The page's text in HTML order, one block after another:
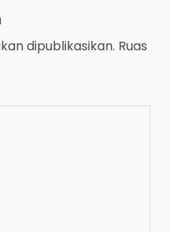
dipublikasikan. Ruas